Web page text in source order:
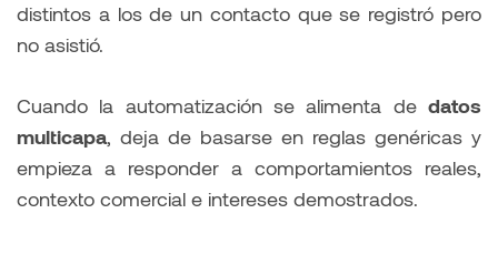
distintos a los de un contacto que se registró pero
no asistió.
Cuando la automatización se alimenta de datos
multicapa, deja de basarse en reglas genéricas y
empieza a responder a comportamientos reales,
contexto comercial e intereses demostrados.